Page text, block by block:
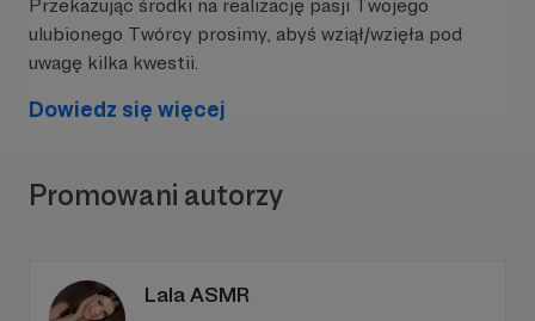
jeśli uda się go ostatecznie wydać.
Przekazując środki na realizację pasji Twojego
ulubionego Twórcy prosimy, abyś wziął/wzięła pod
uwagę kilka kwestii.
Dowiedz się więcej
Promowani autorzy
Lala ASMR